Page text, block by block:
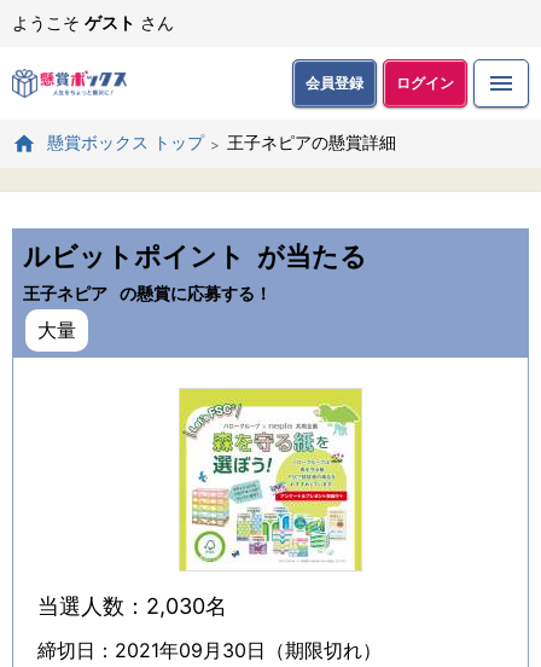
ようこそ ゲスト さん
会員登録 ログイン
懸賞ボックス トップ 王子ネピアの懸賞詳細
ルビットポイント が当たる
王子ネピア の懸賞に応募する！
大量
当選人数：2,030名
締切日：2021年09月30日（期限切れ）